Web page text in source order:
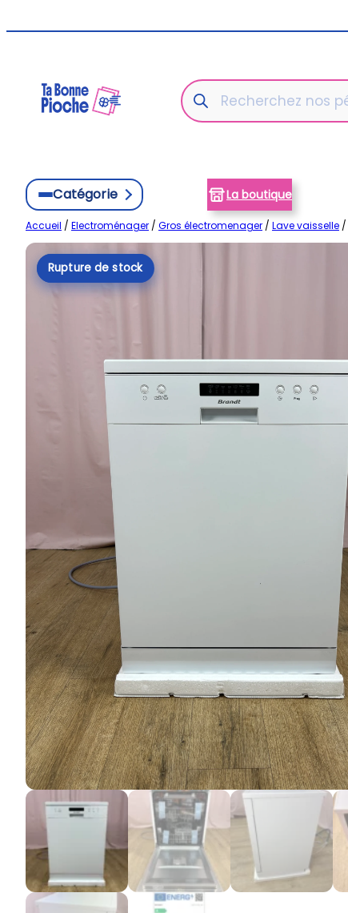
au
Recherche
de
produits
Catégorie La boutique
Accueil / Electroménager / Gros électromenager / Lave vaisselle /